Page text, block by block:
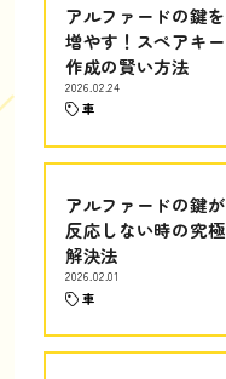
アルファードの鍵を
増やす！スペアキー
作成の賢い方法
2026.02.24
車
アルファードの鍵が
反応しない時の究極
解決法
2026.02.01
車